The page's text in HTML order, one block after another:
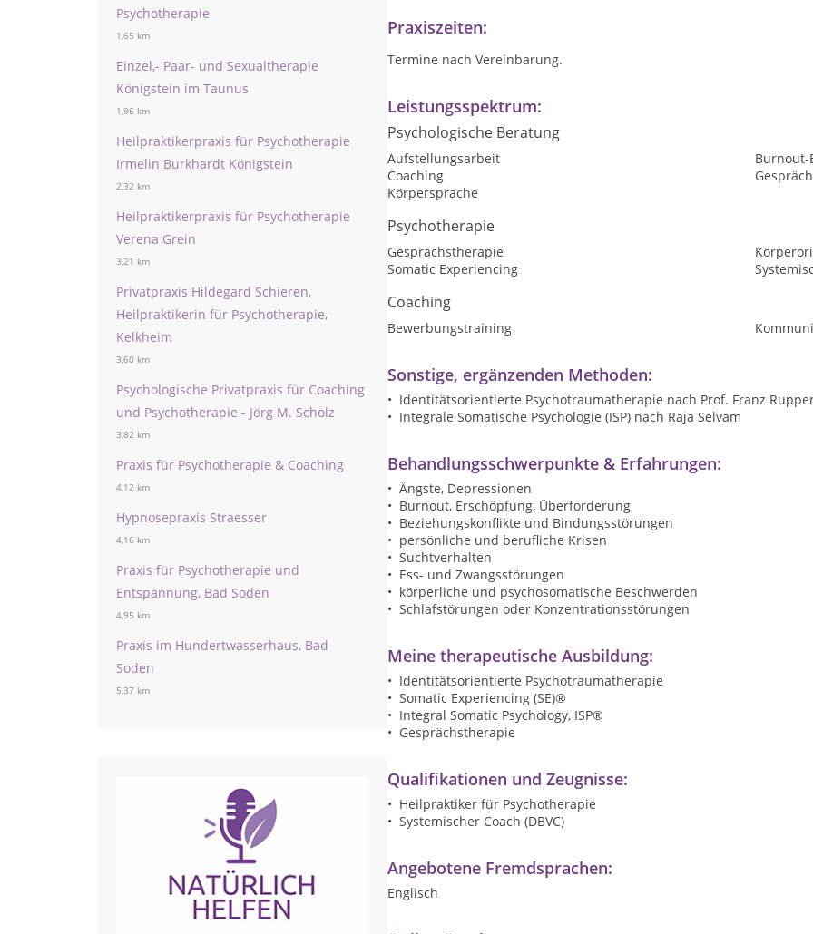
Psychotherapie
1,65 km
Einzel,- Paar- und Sexualtherapie
Königstein im Taunus
1,96 km
Heilpraktikerpraxis für Psychotherapie
Irmelin Burkhardt Königstein
2,32 km
Heilpraktikerpraxis für Psychotherapie
Verena Grein
3,21 km
Privatpraxis Hildegard Schieren,
Heilpraktikerin für Psychotherapie,
Kelkheim
3,60 km
Psychologische Privatpraxis für Coaching
und Psychotherapie - Jörg M. Scholz
3,82 km
Praxis für Psychotherapie & Coaching
4,12 km
Hypnosepraxis Straesser
4,16 km
Praxis für Psychotherapie und
Entspannung, Bad Soden
4,95 km
Praxis im Hundertwasserhaus, Bad
Soden
5,37 km
Praxiszeiten:
Termine nach Vereinbarung.
Leistungsspektrum:
Psychologische Beratung
Aufstellungsarbeit
Coaching
Körpersprache
Psychotherapie
Gesprächstherapie
Somatic Experiencing
Coaching
Bewerbungstraining
Sonstige, ergänzenden Methoden:
• Identitätsorientierte Psychotraumatherapie nach Prof. Franz
• Integrale Somatische Psychologie (ISP) nach Raja Selvam
Behandlungsschwerpunkte & Erfahrungen:
• Ängste, Depressionen
• Burnout, Erschöpfung, Überforderung
• Beziehungskonflikte und Bindungsstörungen
• persönliche und berufliche Krisen
• Suchtverhalten
• Ess- und Zwangsstörungen
• körperliche und psychosomatische Beschwerden
• Schlafstörungen oder Konzentrationsstörungen
Meine therapeutische Ausbildung:
• Identitätsorientierte Psychotraumatherapie
• Somatic Experiencing (SE)®
• Integral Somatic Psychology, ISP®
• Gesprächstherapie
Qualifikationen und Zeugnisse:
• Heilpraktiker für Psychotherapie
• Systemischer Coach (DBVC)
Angebotene Fremdsprachen:
Englisch